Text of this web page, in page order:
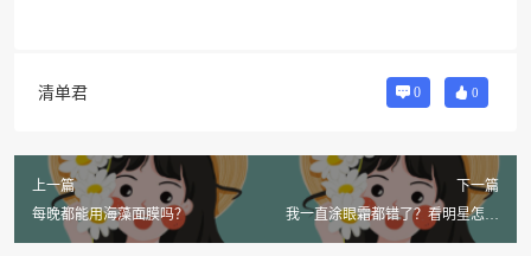
清单君 0 0
上一篇
每晚都能用海藻面膜吗？
下一篇
我一直涂眼霜都错了？看明星怎么
做才知道正确方法？